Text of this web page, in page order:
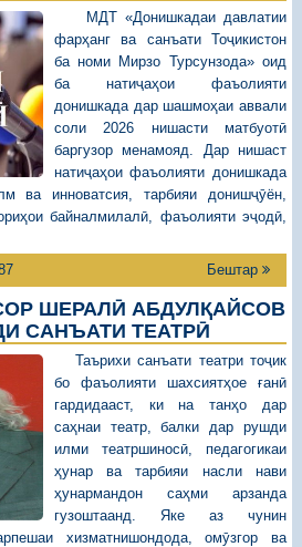
МДТ «Донишкадаи давлатии
фарҳанг ва санъати Тоҷикистон
ба номи Мирзо Турсунзода» оид
ба натиҷаҳои фаъолияти
донишкада дар шашмоҳаи аввали
соли 2026 нишасти матбуотӣ
баргузор менамояд. Дар нишаст
натиҷаҳои фаъолияти донишкада
ва инноватсия, тарбияи донишҷӯён,
байналмилалӣ, фаъолияти эҷодӣ,
Бештар
ШЕРАЛӢ АБДУЛҚАЙСОВ
САНЪАТИ ТЕАТРӢ
Таърихи санъати театри тоҷик
бо фаъолияти шахсиятҳое ғанӣ
гардидааст, ки на танҳо дар
саҳнаи театр, балки дар рушди
илми театршиносӣ, педагогикаи
ҳунар ва тарбияи насли нави
ҳунармандон саҳми арзанда
гузоштаанд. Яке аз чунин
хизматнишондода, омӯзгор ва